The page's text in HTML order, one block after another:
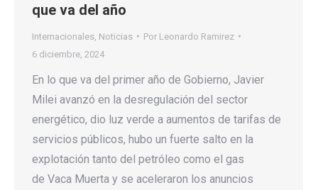
que va del año
Internacionales Noticias Por Leonardo Ramirez
6 diciembre, 2024
En lo que va del primer año de Gobierno, Javier
Milei avanzó en la desregulación del sector
energético, dio luz verde a aumentos de tarifas de
servicios públicos, hubo un fuerte salto en la
explotación tanto del petróleo como el gas
de Vaca Muerta y se aceleraron los anuncios